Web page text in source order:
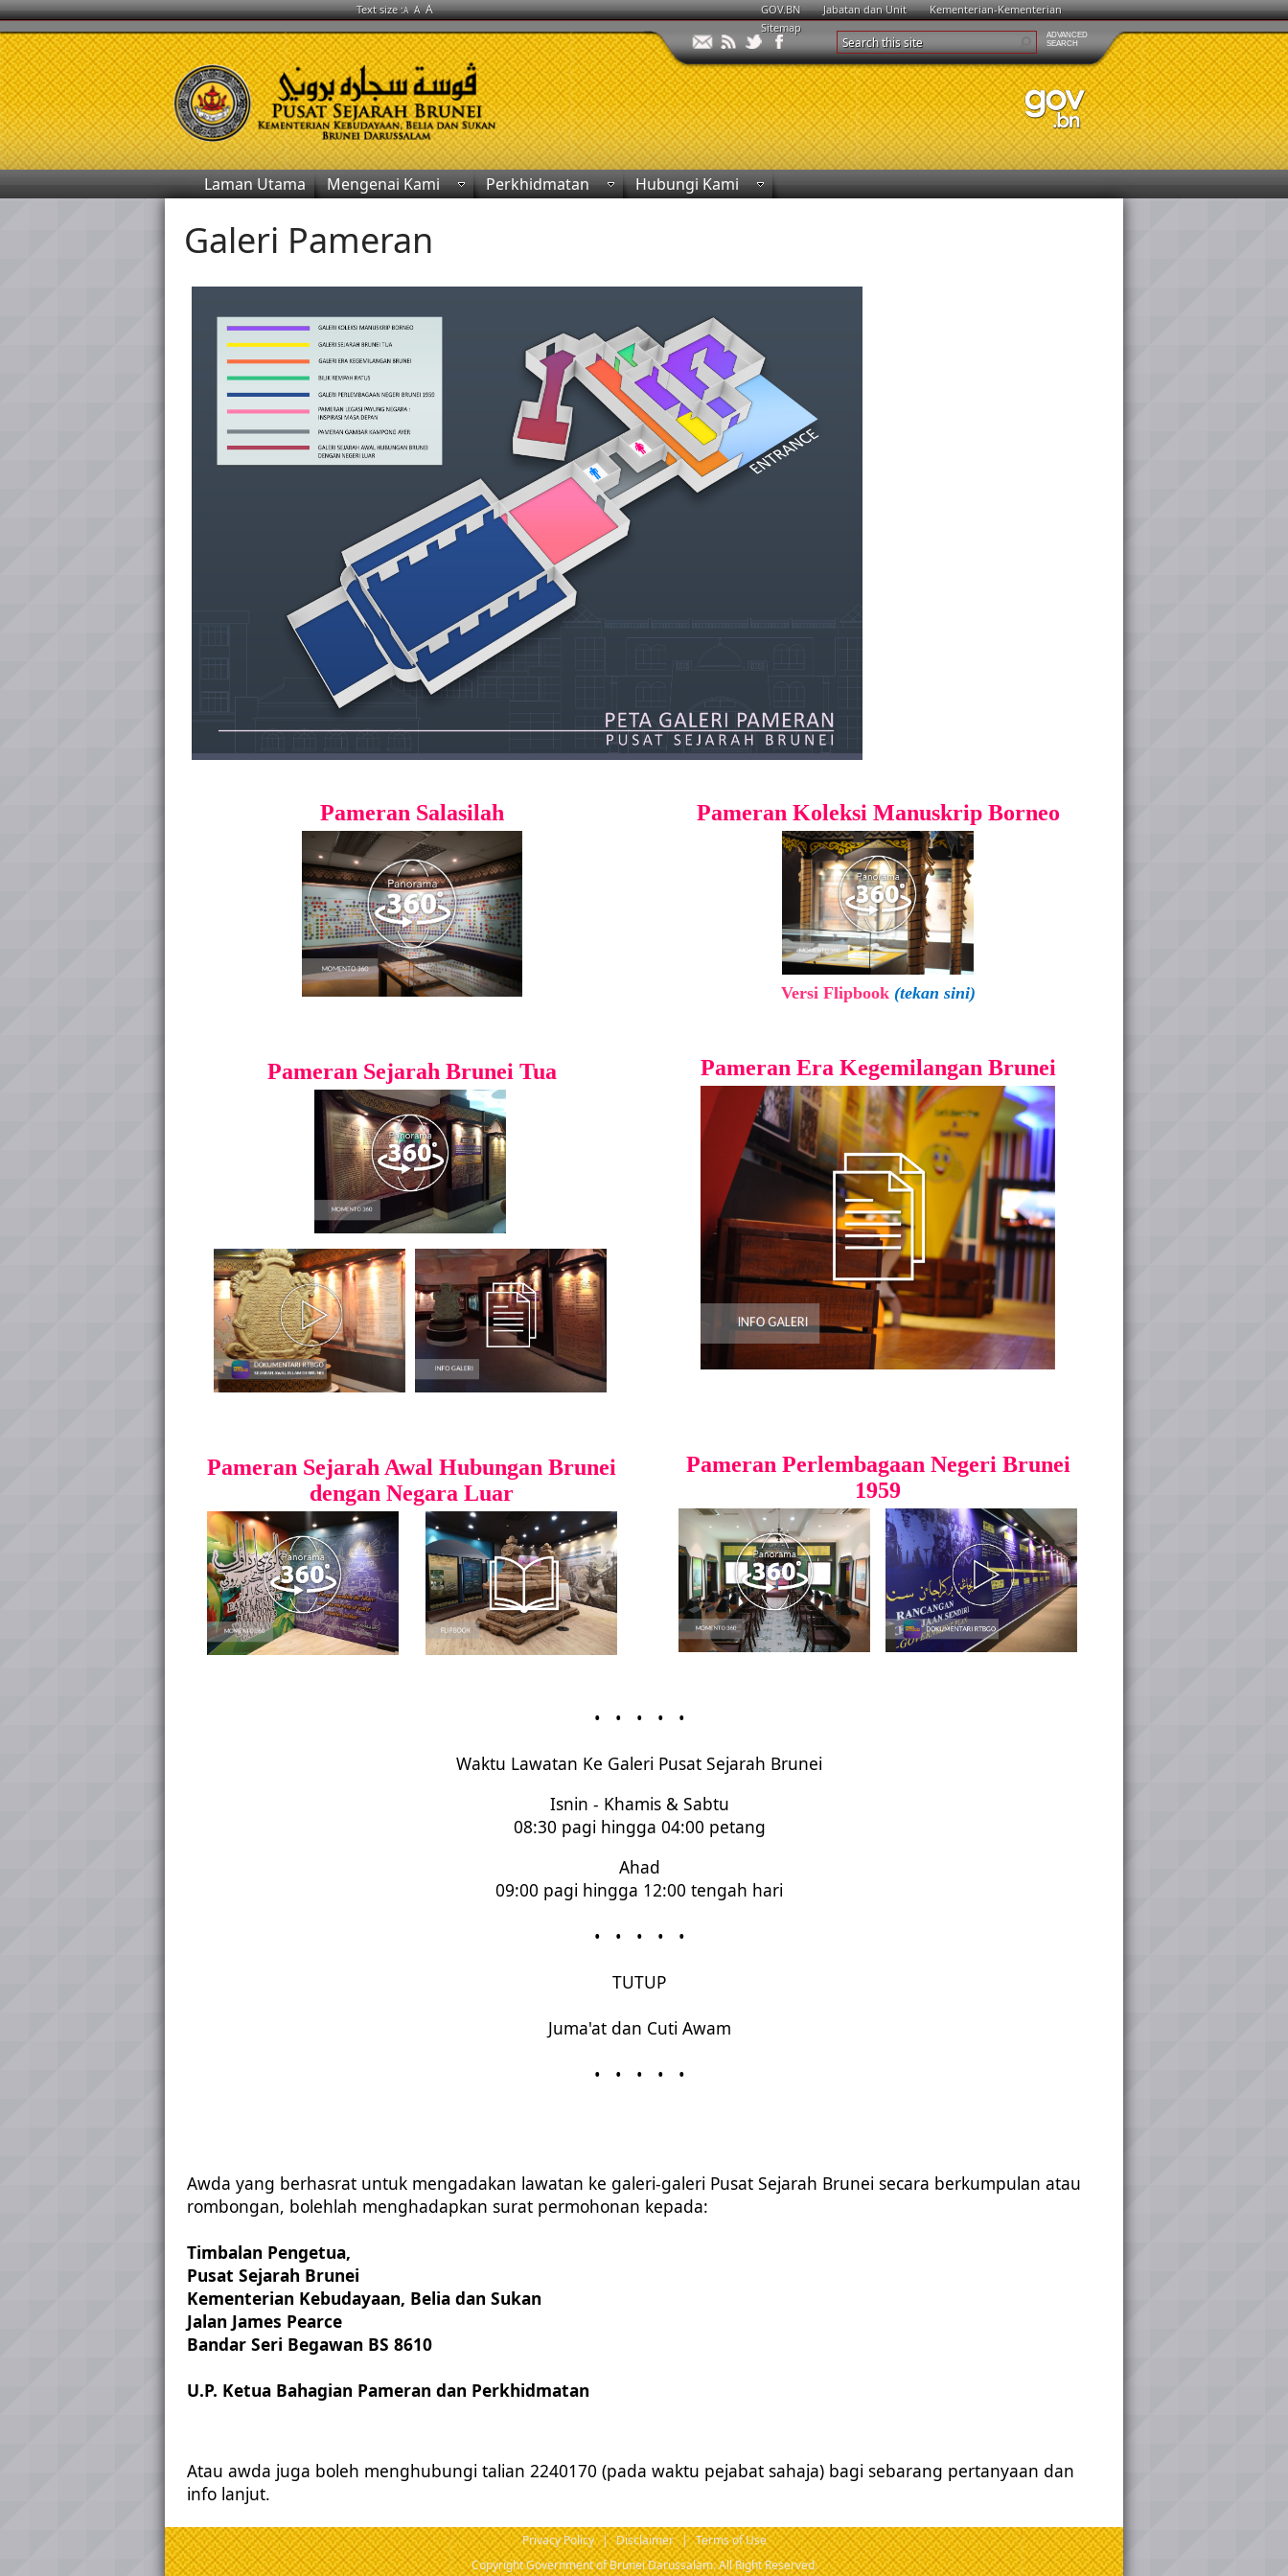
Text size :A A A GOV.BN Jabatan dan Unit
Kementerian-Kementerian
Sitemap
ADVANCED
SEARCH
Laman Utama Mengenai Kami Perkhidmatan Hubungi Kami
Galeri Pameran
Pameran Salasilah
Pameran Sejarah Brunei Tua
Pameran Sejarah Awal Hubungan Brunei
dengan Negara Luar
Pameran Koleksi Manuskrip Borneo
Versi Flipbook (tekan sini)
Pameran Era Kegemilangan Brunei
Pameran Perlembagaan Negeri Brunei
1959
• • • • •
Waktu Lawatan Ke Galeri Pusat Sejarah Brunei
Isnin - Khamis & Sabtu
08:30 pagi hingga 04:00 petang
Ahad
09:00 pagi hingga 12:00 tengah hari
• • • • •
TUTUP
Juma'at dan Cuti Awam
• • • • •
Awda yang berhasrat untuk mengadakan lawatan ke galeri-galeri Pusat Sejarah Brunei secara berkumpulan atau
rombongan, bolehlah menghadapkan surat permohonan kepada:
Timbalan Pengetua,
Pusat Sejarah Brunei
Kementerian Kebudayaan, Belia dan Sukan
Jalan James Pearce
Bandar Seri Begawan BS 8610
U.P. Ketua Bahagian Pameran dan Perkhidmatan
Atau awda juga boleh menghubungi talian 2240170 (pada waktu pejabat sahaja) bagi sebarang pertanyaan dan
info lanjut.​
Privacy Policy | Disclaimer | Terms of Use
Copyright Government of Brunei Darussalam. All Right Reserved.